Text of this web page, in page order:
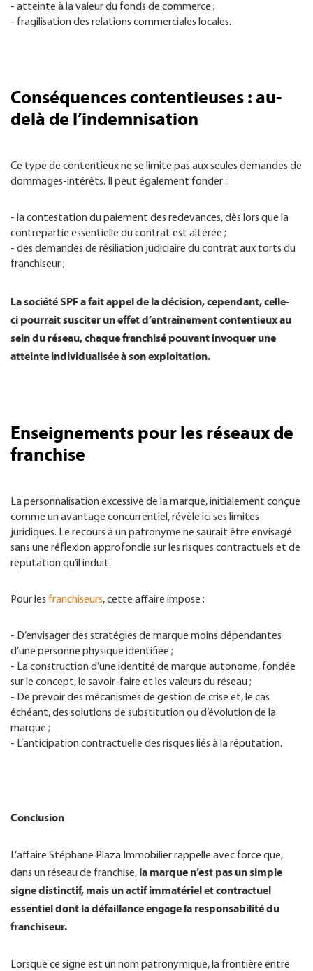
- atteinte à la valeur du fonds de commerce ;
- fragilisation des relations commerciales locales.
Conséquences contentieuses : au-
delà de l’indemnisation
Ce type de contentieux ne se limite pas aux seules demandes de
dommages-intérêts. Il peut également fonder :
- la contestation du paiement des redevances, dès lors que la
contrepartie essentielle du contrat est altérée ;
- des demandes de résiliation judiciaire du contrat aux torts du
franchiseur ;
La société SPF a fait appel de la décision, cependant, celle-
ci pourrait susciter un effet d’entraînement contentieux au
sein du réseau, chaque franchisé pouvant invoquer une
atteinte individualisée à son exploitation.
Enseignements pour les réseaux de
franchise
La personnalisation excessive de la marque, initialement conçue
comme un avantage concurrentiel, révèle ici ses limites
juridiques. Le recours à un patronyme ne saurait être envisagé
sans une réflexion approfondie sur les risques contractuels et de
réputation qu’il induit.
Pour les franchiseurs, cette affaire impose :
- D’envisager des stratégies de marque moins dépendantes
d’une personne physique identifiée ;
- La construction d’une identité de marque autonome, fondée
sur le concept, le savoir-faire et les valeurs du réseau ;
- De prévoir des mécanismes de gestion de crise et, le cas
échéant, des solutions de substitution ou d’évolution de la
marque ;
- L’anticipation contractuelle des risques liés à la réputation.
Conclusion
L’affaire Stéphane Plaza Immobilier rappelle avec force que,
dans un réseau de franchise, la marque n’est pas un simple
signe distinctif, mais un actif immatériel et contractuel
essentiel dont la défaillance engage la responsabilité du
franchiseur.
Lorsque ce signe est un nom patronymique, la frontière entre